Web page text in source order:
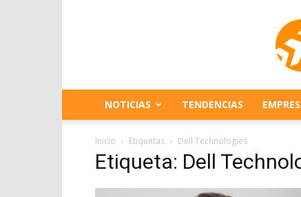
NOTICIAS TENDENCIAS
Inicio Etiquetas Dell Technologies
Etiqueta: Dell